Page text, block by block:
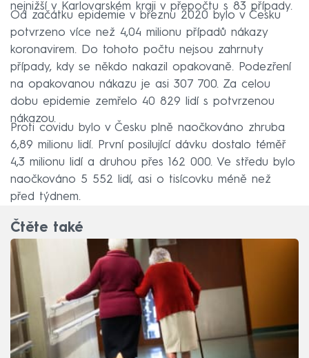
nejnižší v Karlovarském kraji v přepočtu s 83 případy.
Od začátku epidemie v březnu 2020 bylo v Česku
potvrzeno více než 4,04 milionu případů nákazy
koronavirem. Do tohoto počtu nejsou zahrnuty
případy, kdy se někdo nakazil opakovaně. Podezření
na opakovanou nákazu je asi 307 700. Za celou
dobu epidemie zemřelo 40 829 lidí s potvrzenou
nákazou.
Proti covidu bylo v Česku plně naočkováno zhruba
6,89 milionu lidí. První posilující dávku dostalo téměř
4,3 milionu lidí a druhou přes 162 000. Ve středu bylo
naočkováno 5 552 lidí, asi o tisícovku méně než
před týdnem.
Čtěte také